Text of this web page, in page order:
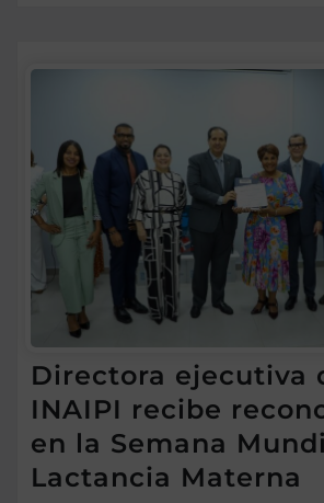
Directora ejecutiva
INAIPI recibe
en la Semana
Lactancia Materna